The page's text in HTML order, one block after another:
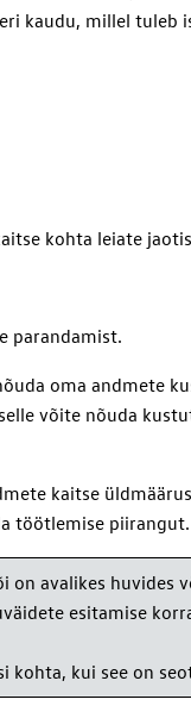
kaudu, millel tuleb
kohta leiate
parandamist.
oma andmete
võite nõuda
kaitse
töötlemise piirangut.
avalikes huvides
esitamise
kohta, kui see on